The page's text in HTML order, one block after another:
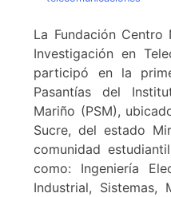
La Fundación
Investigación en
participó en la
Pasantías del
Mariño (PSM),
Sucre, del estado
comunidad
como: Ingeniería
Industrial, Sistemas,